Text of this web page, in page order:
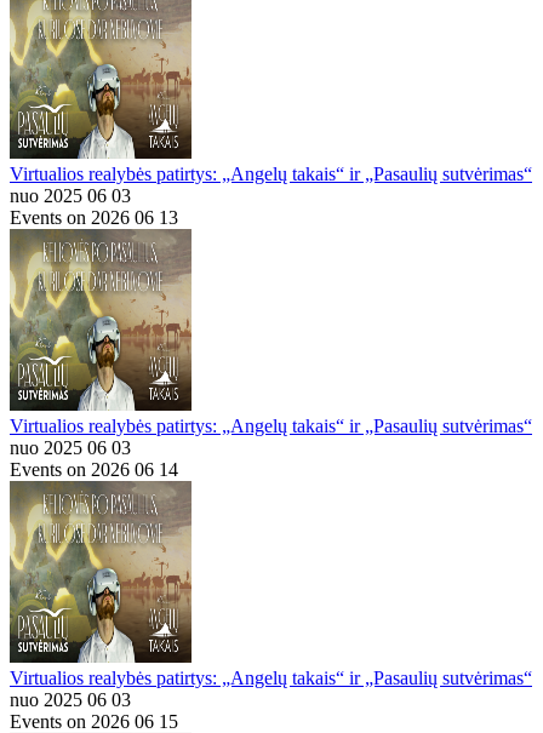
Virtualios realybės patirtys: „Angelų takais“ ir „Pasaulių sutvėrimas“
nuo 2025 06 03
Events on 2026 06 13
Virtualios realybės patirtys: „Angelų takais“ ir „Pasaulių sutvėrimas“
nuo 2025 06 03
Events on 2026 06 14
Virtualios realybės patirtys: „Angelų takais“ ir „Pasaulių sutvėrimas“
nuo 2025 06 03
Events on 2026 06 15